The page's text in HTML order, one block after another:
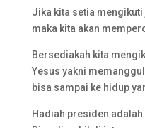
Jika kita setia mengikuti
maka kita akan
Bersediakah kita
Yesus yakni
bisa sampai ke hidup
Hadiah presiden adalah